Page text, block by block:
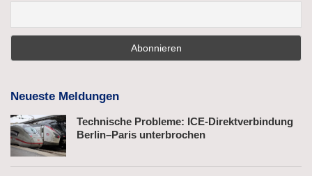
Neueste Meldungen
Technische Probleme: ICE-Direktverbindung
Berlin–Paris unterbrochen